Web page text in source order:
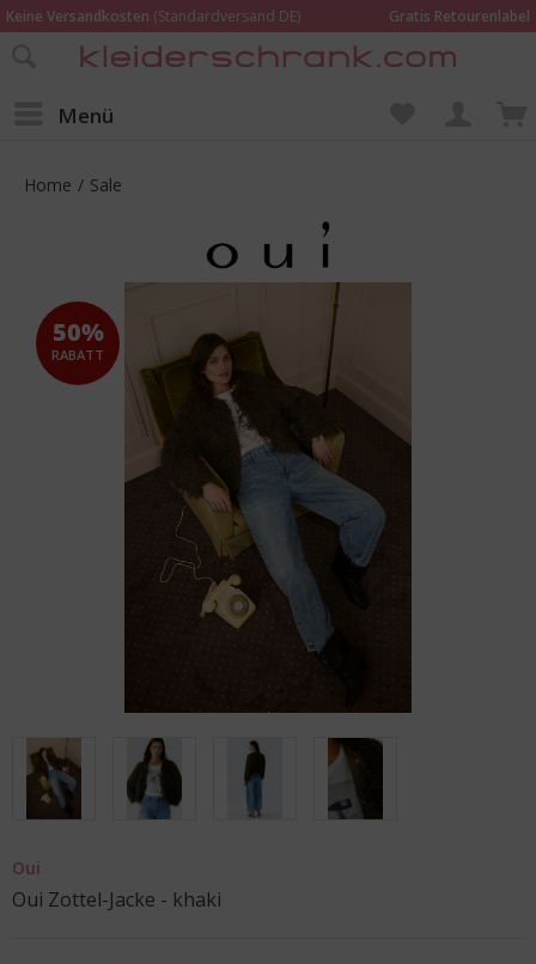
Keine Versandkosten (Standardversand DE)
Gratis Retourenlabel
Online bestellen – im Geschäft in Kempen anprobieren und beraten lassen
Menü
Home / Sale
50%
RABATT
Oui
Oui Zottel-Jacke - khaki